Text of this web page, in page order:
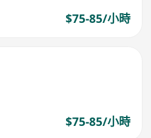
$75-85/小時
$75-85/小時